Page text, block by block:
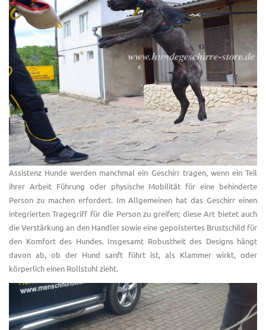
Assistenz Hunde werden manchmal ein Geschirr tragen, wenn ein Teil
ihrer Arbeit Führung oder physische Mobilität für eine behinderte
Person zu machen erfordert. Im Allgemeinen hat das Geschirr einen
integrierten Tragegriff für die Person zu greifen; diese Art bietet auch
die Verstärkung an den Handler sowie eine gepolstertes Brustschild für
den Komfort des Hundes. Insgesamt Robustheit des Designs hängt
davon ab, ob der Hund sanft führt ist, als Klammer wirkt, oder
körperlich einen Rollstuhl zieht.